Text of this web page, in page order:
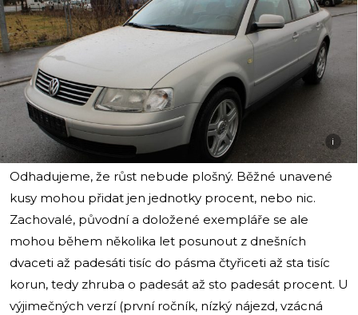
i
Odhadujeme, že růst nebude plošný. Běžné unavené
kusy mohou přidat jen jednotky procent, nebo nic.
Zachovalé, původní a doložené exempláře se ale
mohou během několika let posunout z dnešních
dvaceti až padesáti tisíc do pásma čtyřiceti až sta tisíc
korun, tedy zhruba o padesát až sto padesát procent. U
výjimečných verzí (první ročník, nízký nájezd, vzácná